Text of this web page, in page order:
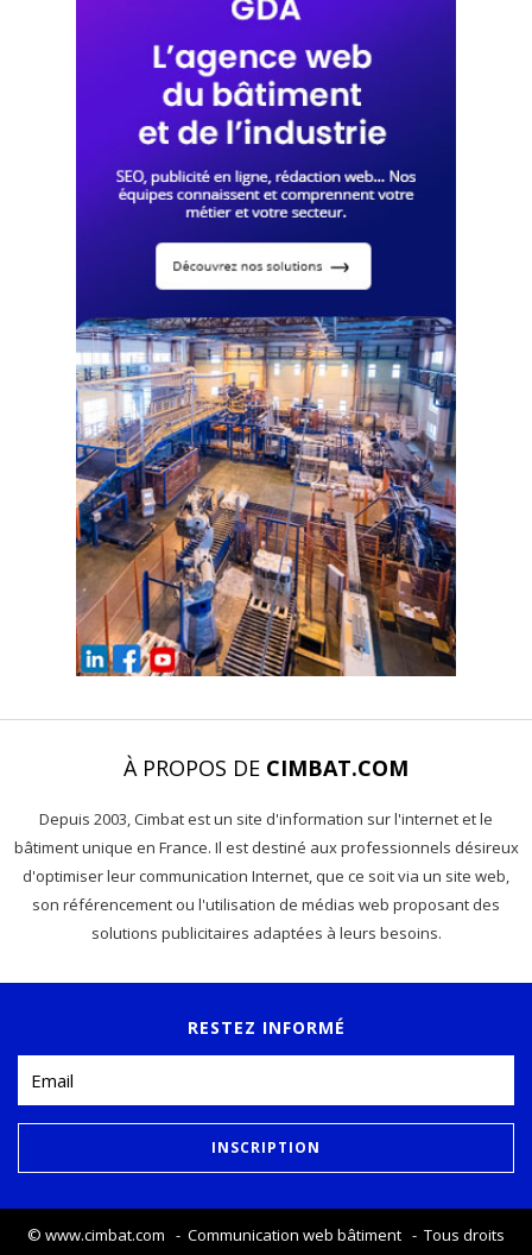
À PROPOS DE CIMBAT.COM
Depuis 2003, Cimbat est un site d'information sur l'internet et le
bâtiment unique en France. Il est destiné aux professionnels désireux
d'optimiser leur communication Internet, que ce soit via un site web,
son référencement ou l'utilisation de médias web proposant des
solutions publicitaires adaptées à leurs besoins.
RESTEZ INFORMÉ
© www.cimbat.com - Communication web bâtiment - Tous droits